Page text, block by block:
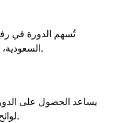
تُسهم الدورة في
السعودية، وتقليل الحوادث والإصابات المهنية.
يساعد الحصول على
الوطنية والدولية.